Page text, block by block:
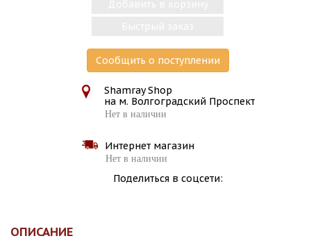
Сообщить о поступлении
Shamray Shop
на м. Волгоградский Проспект
Нет в наличии
Интернет магазин
Нет в наличии
Поделиться в соцсети:
ОПИСАНИЕ